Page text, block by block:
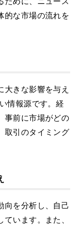
的な市場の流れを
大きな影響を与え
情報源です。経
事前に市場がどの
取引のタイミング
向を分析し、自己
います。また、